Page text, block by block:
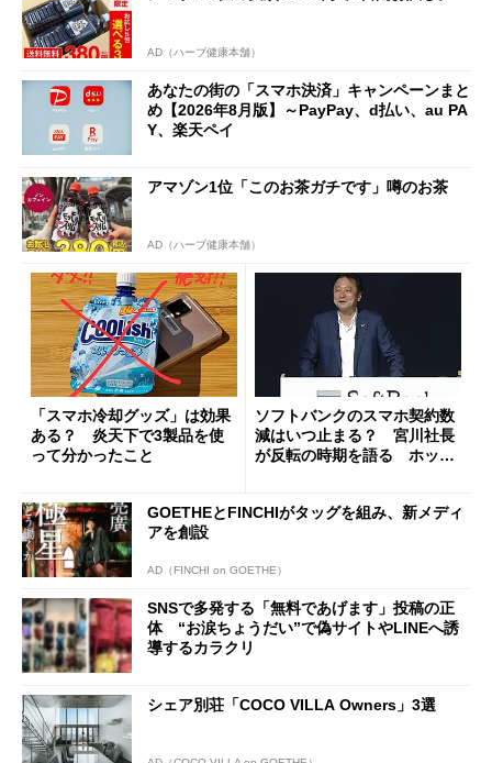
AD（ハーブ健康本舗）
あなたの街の「スマホ決済」キャンペーンまと
め【2026年8月版】～PayPay、d払い、au PA
Y、楽天ペイ
アマゾン1位「このお茶ガチです」噂のお茶
AD（ハーブ健康本舗）
「スマホ冷却グッズ」は効果
ある？ 炎天下で3製品を使
って分かったこと
ソフトバンクのスマホ契約数
減はいつ止まる？ 宮川社長
が反転の時期を語る ホッピ
GOETHEとFINCHIがタッグを組み、新メディ
アを創設
AD（FINCHI on GOETHE）
SNSで多発する「無料であげます」投稿の正
体 “お涙ちょうだい”で偽サイトやLINEへ誘
導するカラクリ
シェア別荘「COCO VILLA Owners」3選